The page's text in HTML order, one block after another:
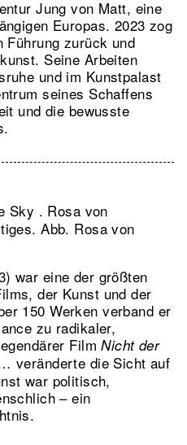
Jung von Matt, eine
Europas. 2023 zog
zurück und
Seine Arbeiten
und im Kunstpalast
seines Schaffens
und die bewusste
Sky . Rosa von
Abb. Rosa von
war eine der größten
der Kunst und der
150 Werken verband er
zu radikaler,
FilmNicht der
veränderte die Sicht auf
war politisch,
– ein